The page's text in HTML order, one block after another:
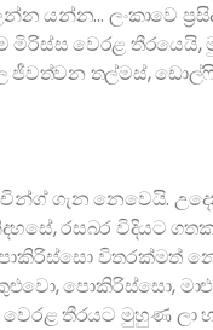
යන්න… ලංකාවෙ
වෙරළ
ජීවත්වන තල්මස්,
ගැන නෙවෙයි.
රසබර විදියට
විතරක්මත්
පොකිරිස්සො,
තීරයට මුහුණ ලා